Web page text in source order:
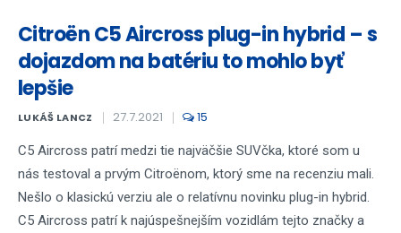
Citroën C5 Aircross plug-in hybrid – s
dojazdom na batériu to mohlo byť
lepšie
LUKÁŠ LANCZ 27.7.2021 15
C5 Aircross patrí medzi tie najväčšie SUVčka, ktoré som u
nás testoval a prvým Citroënom, ktorý sme na recenziu mali.
Nešlo o klasickú verziu ale o relatívnu novinku plug-in hybrid.
C5 Aircross patrí k najúspešnejším vozidlám tejto značky a